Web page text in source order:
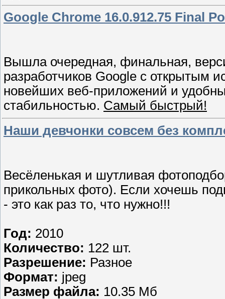
Google Chrome 16.0.912.75 Final
Вышла очередная, финальная,
разработчиков Google с открытым
новейших веб-приложений и
стабильностью. Самый быстрый!
Наши девчонки совсем без
Весёленькая и шутливая
прикольных фото). Если хочешь
- это как раз то, что нужно!!!
Год: 2010
Количество: 122 шт.
Разрешение: Разное
Формат: jpeg
Размер файла: 10.35 Мб